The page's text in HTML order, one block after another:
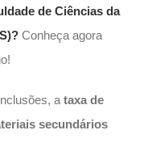
de Ciências da
Conheça agora
ataxa de
secundários